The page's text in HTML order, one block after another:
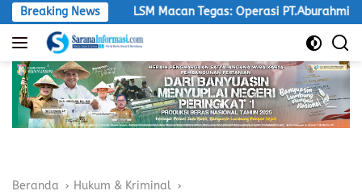
Langsung
ke
konten
Breaking News
LSM Macan Tegas: Operasi PT.Aburahmi Tanpa Izin
Beranda Hukum & Kriminal